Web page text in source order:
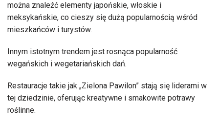
można znaleźć elementy japońskie, włoskie i
meksykańskie, co cieszy się dużą popularnością wśród
mieszkańców i turystów.
Innym istotnym trendem jest rosnąca popularność
wegańskich i wegetariańskich dań.
Restauracje takie jak „Zielona Pawilon” stają się liderami w
tej dziedzinie, oferując kreatywne i smakowite potrawy
roślinne.